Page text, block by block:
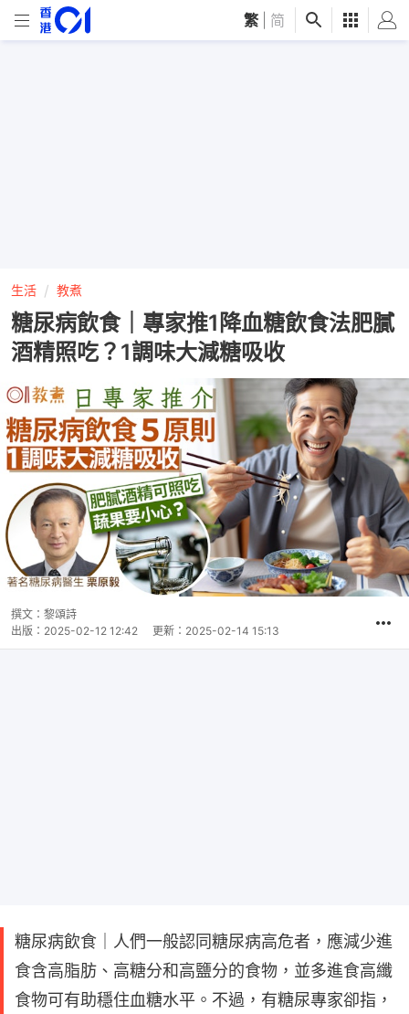
繁 简
生活 教煮
糖尿病飲食｜專家推1降血糖飲食法肥膩
酒精照吃？1調味大減糖吸收
撰文： 黎頌詩
出版： 2025-02-12 12:42 更新： 2025-02-14 15:13
糖尿病飲食｜人們一般認同糖尿病高危者，應減少進
食含高脂肪、高糖分和高鹽分的食物，並多進食高纖
食物可有助穩住血糖水平。不過，有糖尿專家卻指，